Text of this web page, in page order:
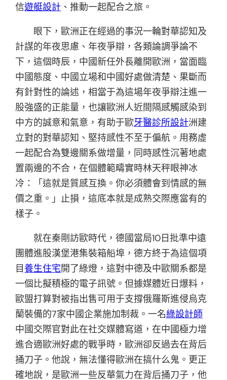
信遊艇設計 、推動一起配合之旅。
眼下，歐洲正在經過的事況一輪對華認知及
計謀的年夜思慮、年夜爭辯，各類論調爭論不
下，這個時辰，中國新任外長離開歐洲，當面臨
中國態度、中國立場和中國好處做清楚、果斷而
有針對性的論述，相當于為這場年夜爭辯注進一
股強盛的正能量，也讓歐洲人近間隔感觸感染到
中方的誠意和氣意，有助于歐牙醫診所設計洲建
立對的對華認知、堅持感性不至于偏航。用務虛
一起配合為雙邊關系做增量，同時感性沉著地處
置兩邊的不合，在個體範疇實時林天秤眼神冰
冷：「這就是質感互換。你必須體會到情感的無
價之重。」止損，這底本就是成熟交際應當有的
樣子。
就在秦剛訪歐時代，德國當局10日批準中遠
團體進股漢堡港集裝箱船埠，德方終于為這個項
目養生住宅開了綠燈，這對中德及中歐關系都是
一個比擬積極的電子訊號。但據媒體近日爆料，
歐盟打算對被指出售可用于支撐俄羅斯進侵烏克
蘭裝備的7家中國企業施加制裁。一名綠設計師
中國交際官對此在社交媒體寫道，在中國極力增
進合適歐洲好處的戰爭時，歐洲卻反過去在背后
捅刀子。他說，無法懂得歐洲在搞什么鬼。更正
確地說，是歐洲一些反華氣力在背后捅刀子，他